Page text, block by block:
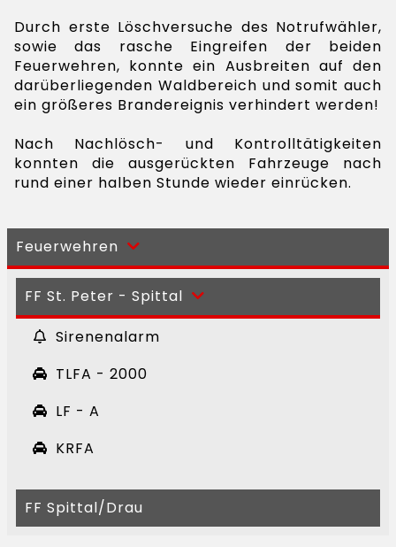
Durch erste Löschversuche des Notrufwähler,
sowie das rasche Eingreifen der beiden
Feuerwehren, konnte ein Ausbreiten auf den
darüberliegenden Waldbereich und somit auch
ein größeres Brandereignis verhindert werden!
Nach Nachlösch- und Kontrolltätigkeiten
konnten die ausgerückten Fahrzeuge nach
rund einer halben Stunde wieder einrücken.
Feuerwehren
FF St. Peter - Spittal
Sirenenalarm
TLFA - 2000
LF - A
KRFA
FF Spittal/Drau